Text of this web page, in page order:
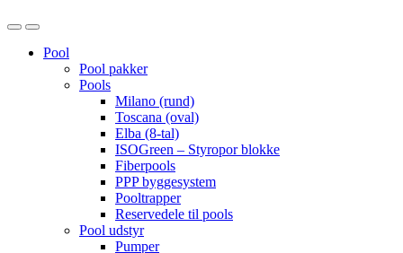
OpenClose
Pool
Pool pakker
Pools
Milano (rund)
Toscana (oval)
Elba (8-tal)
ISOGreen – Styropor blokke
Fiberpools
PPP byggesystem
Pooltrapper
Reservedele til pools
Pool udstyr
Pumper